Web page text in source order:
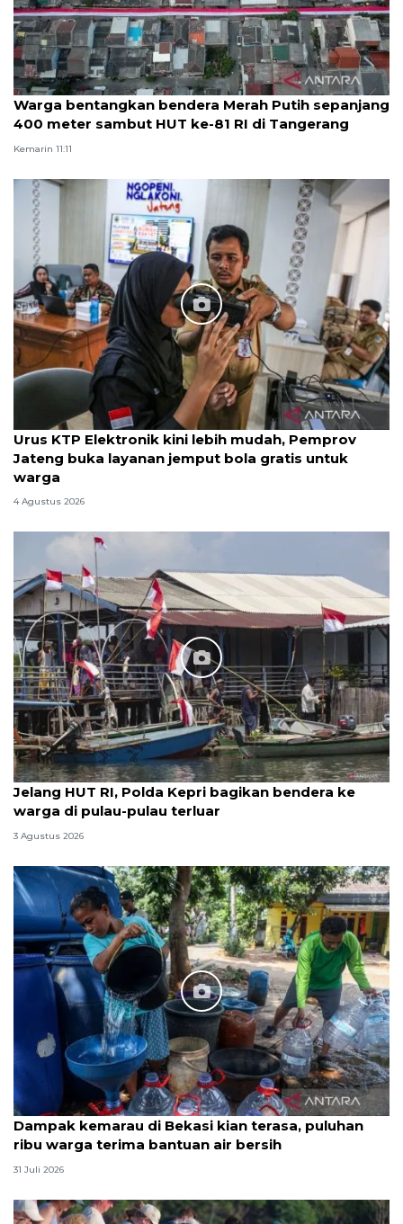
Warga bentangkan bendera Merah Putih sepanjang
400 meter sambut HUT ke-81 RI di Tangerang
Kemarin 11:11
Urus KTP Elektronik kini lebih mudah, Pemprov
Jateng buka layanan jemput bola gratis untuk
warga
4 Agustus 2026
Jelang HUT RI, Polda Kepri bagikan bendera ke
warga di pulau-pulau terluar
3 Agustus 2026
Dampak kemarau di Bekasi kian terasa, puluhan
ribu warga terima bantuan air bersih
31 Juli 2026